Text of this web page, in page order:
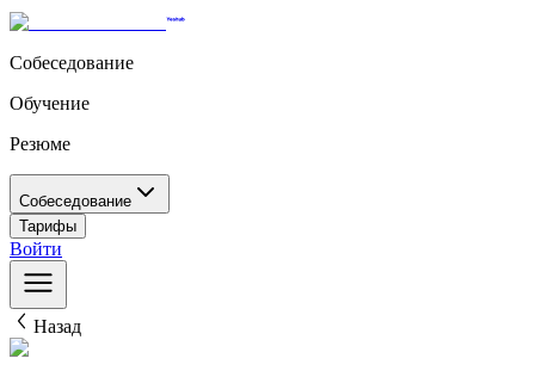
Собеседование
Обучение
Резюме
Собеседование
Тарифы
Войти
Назад